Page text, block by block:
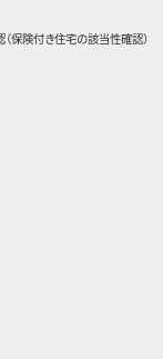
保険付き住宅の該当性確認）